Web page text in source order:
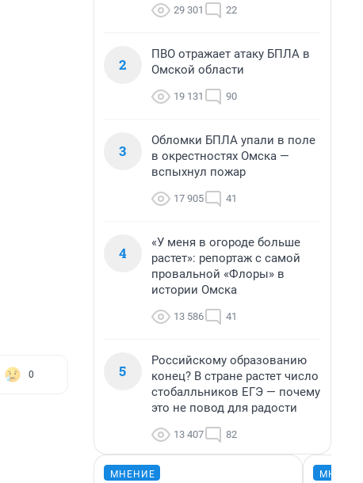
0
29 301 22
2
ПВО отражает атаку БПЛА в
Омской области
19 131 90
3
Обломки БПЛА упали в поле
в окрестностях Омска —
вспыхнул пожар
17 905 41
4
«У меня в огороде больше
растет»: репортаж с самой
провальной «Флоры» в
истории Омска
13 586 41
5
Российскому образованию
конец? В стране растет число
стобалльников ЕГЭ — почему
это не повод для радости
13 407 82
МНЕНИЕ